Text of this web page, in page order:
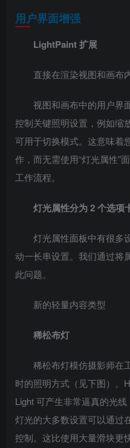
用户界面增强
LightPaint 扩展
直接在渲染视图和画布
视图和画布中的用户界
控制关键照明设置，例如缩
可用于切换模式。这意味着
作，而无需使用“灯光属性”
工作流程。
灯光属性分为 2 个选项
灯光属性面板中有很多
动一长串设置。我们通过将
此问题。
新的轻量内容类型
稀松布灯
稀松布灯模仿摄影师在
时的照明方式（见下图）。
Light 可产生非常逼真的光
灯光的大多数设置可以通过
控制。这比使用大量滑块更